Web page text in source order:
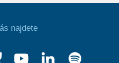
najdete